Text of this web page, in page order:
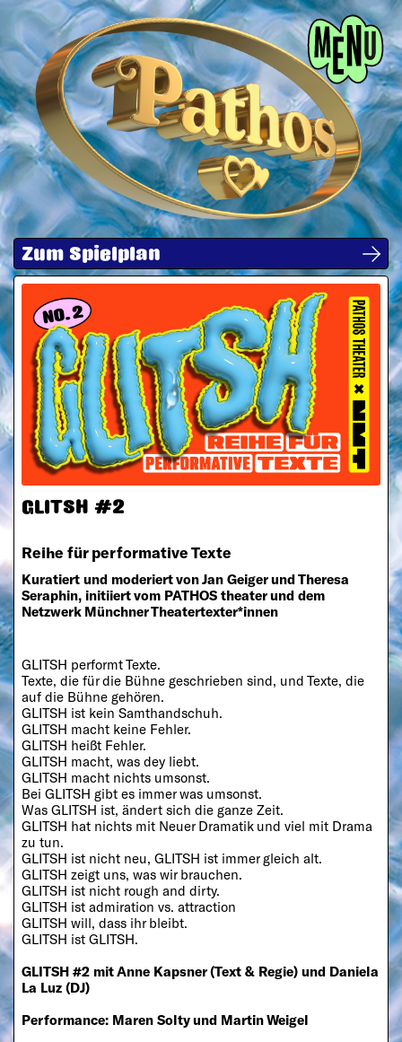
Menü
Zum Spielplan
GLITSH #2
Reihe für performative Texte
Kuratiert und moderiert von Jan Geiger und Theresa
Seraphin, initiiert vom PATHOS theater und dem
Netzwerk Münchner Theatertexter*innen
GLITSH performt Texte.
Texte, die für die Bühne geschrieben sind, und Texte, die
auf die Bühne gehören.
GLITSH ist kein Samthandschuh.
GLITSH macht keine Fehler.
GLITSH heißt Fehler.
GLITSH macht, was dey liebt.
GLITSH macht nichts umsonst.
Bei GLITSH gibt es immer was umsonst.
Was GLITSH ist, ändert sich die ganze Zeit.
GLITSH hat nichts mit Neuer Dramatik und viel mit Drama
zu tun.
GLITSH ist nicht neu, GLITSH ist immer gleich alt.
GLITSH zeigt uns, was wir brauchen.
GLITSH ist nicht rough and dirty.
GLITSH ist admiration vs. attraction
GLITSH will, dass ihr bleibt.
GLITSH ist GLITSH.
GLITSH #2 mit Anne Kapsner (Text & Regie) und Daniela
La Luz (DJ)
Performance: Maren Solty und Martin Weigel